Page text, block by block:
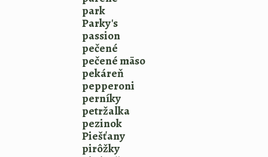
park
Parky's
passion
pečené
pečené mäso
pekáreň
pepperoni
perníky
petržalka
pezinok
Piešťany
pirôžky